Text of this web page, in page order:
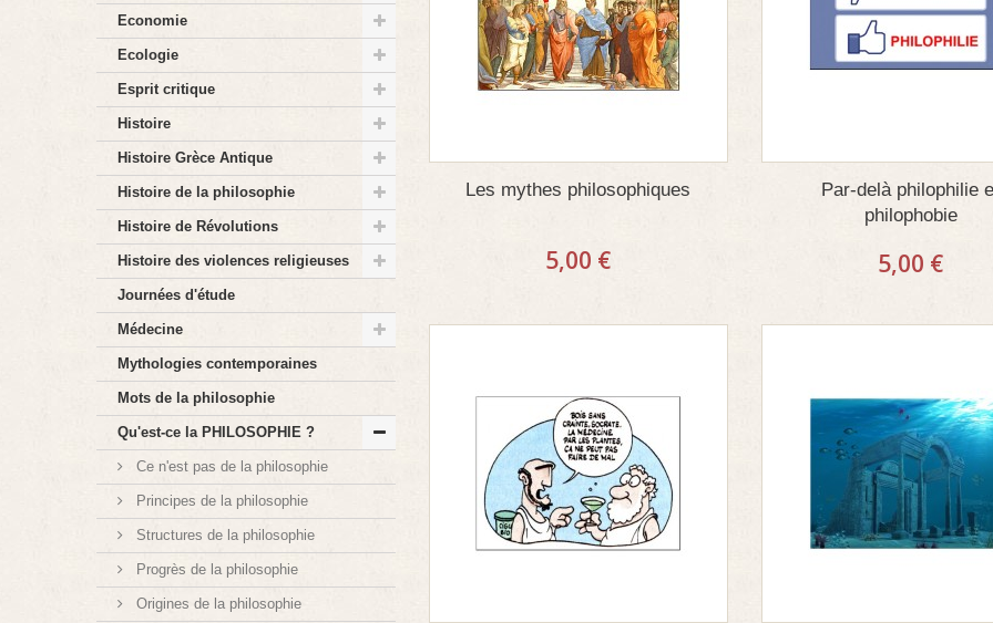
Economie
Ecologie
Esprit critique
Histoire
Histoire Grèce Antique
Histoire de la philosophie
Histoire de Révolutions
Histoire des violences religieuses
Journées d'étude
Médecine
Mythologies contemporaines
Mots de la philosophie
Qu'est-ce la PHILOSOPHIE ?
Ce n'est pas de la philosophie
Principes de la philosophie
Structures de la philosophie
Progrès de la philosophie
Origines de la philosophie
Les mythes philosophiques
5,00 €
Par-delà philophilie
philophobie
5,00 €